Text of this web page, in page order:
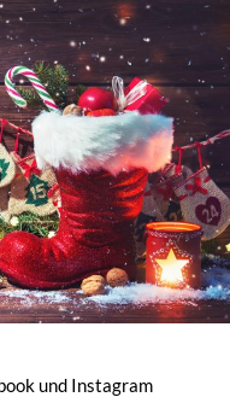
und Instagram